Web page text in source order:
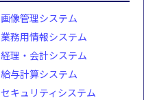
画像管理システム
業務用情報システム
経理・会計システム
給与計算システム
セキュリティシステム